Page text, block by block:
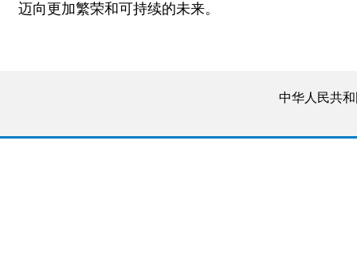
迈向更加繁荣和可持续的未来。
中华人民共